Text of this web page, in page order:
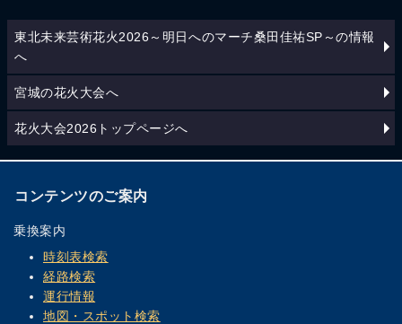
東北未来芸術花火2026～明日へのマーチ桑田佳祐SP～の情報
へ
宮城の花火大会へ
花火大会2026トップページへ
コンテンツのご案内
乗換案内
時刻表検索
経路検索
運行情報
地図・スポット検索